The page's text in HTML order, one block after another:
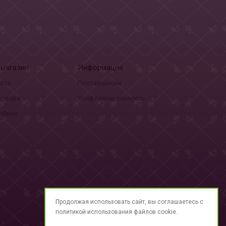
Информация
Поставщикам
Конфеденциальность
Продолжая использовать сайт, вы соглашаетесь с
политикой использования файлов cookie.